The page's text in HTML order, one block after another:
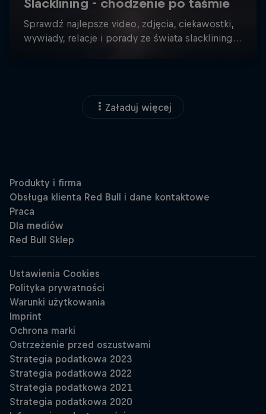
Załaduj więcej